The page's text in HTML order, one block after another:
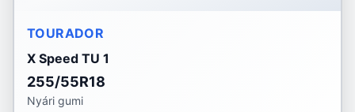
TOURADOR
X Speed TU 1
255/55R18
Nyári gumi